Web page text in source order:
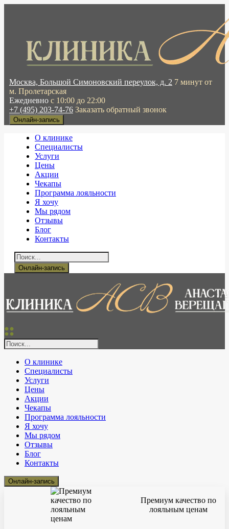
Москва, Большой Симоновский переулок, д. 2 7 минут от
м. Пролетарская
Ежедневно с 10:00 до 22:00
+7 (495) 203-74-76 Заказать обратный звонок
Онлайн-запись
О клинике
Специалисты
Услуги
Цены
Акции
Чекапы
Программа лояльности
Я хочу
Мы рядом
Отзывы
Блог
Контакты
Онлайн-запись
О клинике
Специалисты
Услуги
Цены
Акции
Чекапы
Программа лояльности
Я хочу
Мы рядом
Отзывы
Блог
Контакты
Онлайн-запись
Премиум качество по
лояльным ценам